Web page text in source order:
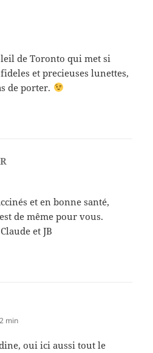
de Toronto qui met si
et precieuses lunettes,
de porter.
et en bonne santé,
de même pour vous.
et JB
min
oui ici aussi tout le